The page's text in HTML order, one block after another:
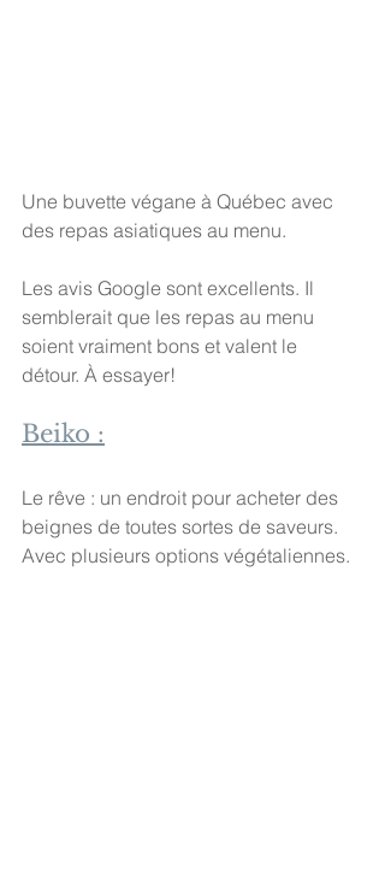
Une buvette végane à Québec avec
des repas asiatiques au menu.
Les avis Google sont excellents. Il
semblerait que les repas au menu
soient vraiment bons et valent le
détour. À essayer!
Beiko :
Le rêve : un endroit pour acheter des
beignes de toutes sortes de saveurs.
Avec plusieurs options végétaliennes.